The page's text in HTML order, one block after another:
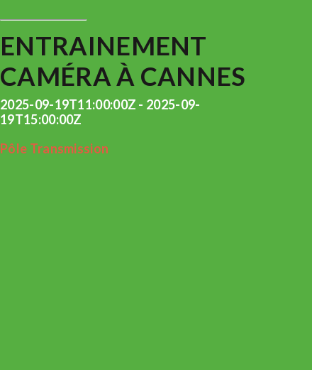
ENTRAINEMENT
CAMÉRA À CANNES
2025-09-19T11:00:00Z - 2025-09-
19T15:00:00Z
Pôle Transmission